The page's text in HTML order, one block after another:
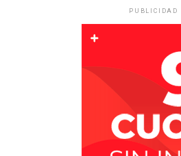
PUBLICIDAD